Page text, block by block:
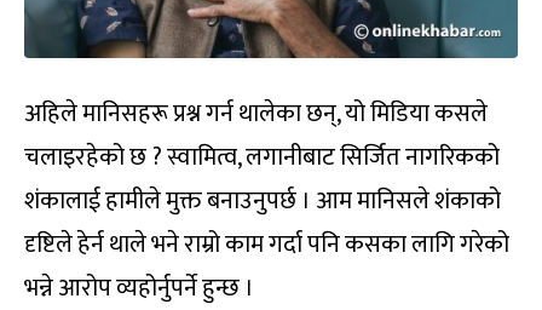
अहिले मानिसहरू प्रश्न गर्न थालेका छन्, यो मिडिया कसले
चलाइरहेको छ ? स्वामित्व, लगानीबाट सिर्जित नागरिकको
शंकालाई हामीले मुक्त बनाउनुपर्छ । आम मानिसले शंकाको
दृष्टिले हेर्न थाले भने राम्रो काम गर्दा पनि कसका लागि गरेको
भन्ने आरोप व्यहोर्नुपर्ने हुन्छ ।